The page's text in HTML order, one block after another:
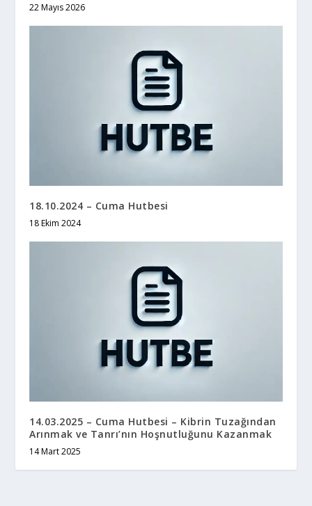
22 Mayıs 2026
18.10.2024 – Cuma Hutbesi
18 Ekim 2024
14.03.2025 – Cuma Hutbesi – Kibrin Tuzağından
Arınmak ve Tanrı’nın Hoşnutluğunu Kazanmak
14 Mart 2025